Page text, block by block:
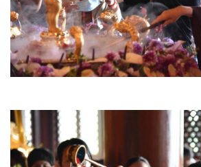
益
慈
善
人
物
登录